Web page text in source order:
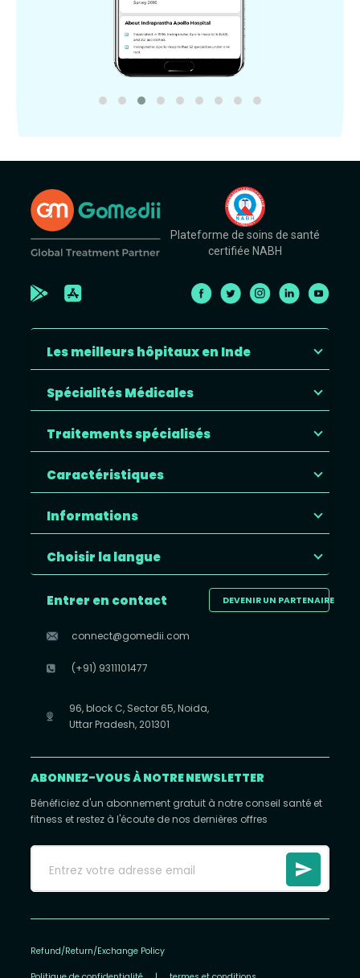
Plateforme de soins de santé
certifiée NABH
Les meilleurs hôpitaux en Inde
Spécialités Médicales
Traitements spécialisés
Caractéristiques
Informations
Choisir la langue
DEVENIR UN PARTENAIRE
Entrer en contact
connect@gomedii.com
(+91) 9311101477
96, block C, Sector 65, Noida,
Uttar Pradesh, 201301
ABONNEZ-VOUS À NOTRE NEWSLETTER
Bénéficiez d'un abonnement gratuit à notre conseil santé et
fitness et restez à l'écoute de nos dernières offres
Refund/Return/Exchange Policy